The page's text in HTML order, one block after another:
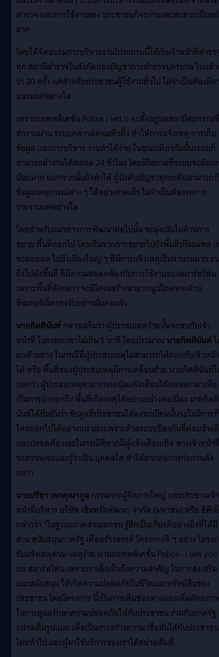
ตำรวจ และการใช้งานของ ประชาชนก็จะง่ายและสะดวกเป็นอ
มาก
โดยได้จัดอบรมการบริหารงานโปรแกรมนี้ให้กับเจ้าหน้าที่ตำรว
ทุก สถานีตำรวจในสังกัดกองบัญชาการตำรวจนครบาล ไปแล้
ว่า 20 ครั้ง แต่สำหรับประชาชนผู้ใช้งานทั่วไป ไม่จำเป็นต้องมีก
อบรมแต่อย่างใด
เพราะแอพพลิเคชั่น Police i lert u จะตั้งอยู่บนสถาปัตยกรรม
ทำงานผ่าน ระบบคลาวด์คอมพิวติ้ง ทำให้การแจ้งเหตุ การเก็บ
ข้อมูล และการบริหาร งานทำได้ง่าย ในขณะเดียวกันนั้นระบบก็
สามารถทำงานได้ตลอด 24 ชั่วโมง โดยมีโอกาสที่ระบบจะล้มเ
น้อยมาก นอกจากนั้นยังทำให้ ผู้บังคับบัญชาทุกระดับสามารถ
ข้อมูลเหตุการณ์ต่าง ๆ ได้อย่างรวดเร็ว ไม่จำเป็นต้องรอการ
รายงานแต่อย่างใด
โดยสำหรับแนวทางการพัฒนาต่อไปนั้น จะมุ่งเน้นในด้านการ
ขยาย พื้นที่ออกไป โดยเริ่มจากการขยายไปยังพื้นที่ปริมณฑล
จะต่อยอด ไปยังเมืองใหญ่ ๆ ที่มีการแจ้งเหตุเป็นจำนวนมาก ร
ถึงไปยังพื้นที่ ที่มีความสอดคล้องกับการใช้งานของสมาร์ทโฟน
เพราะพื้นที่ดังกล่าว จะมีโครงสร้างสาธารณูปโภคทางด้าน
อินเทอร์เน็ตรองรับอย่างมั่นคงแล้ว
นายกิตตินันท์กล่าวเสริมว่า ผู้ประสบเหตุร้ายนั้นจะพบกับเจ้า
หน้าที่ ในระยะเวลาไม่เกิน 5 นาที โดยประมาณนายกิตตินันท์
ยกตัวอย่าง ในกรณีที่ผู้ประสบเหตุไม่สามารถโต้ตอบกับเจ้าหน้
ได้ หรือ พื้นที่ของผู้ประสบเหตุมีการเคลื่อนย้าย นายกิตตินันท์
บอกว่า ผู้ประสบเหตุสามารถกดปุ่มแจ้งเตือนได้ตลอดเวลาเพื่อ
เป็นการบ่งบอกถึง พื้นที่เกิดเหตุได้อย่างอย่างต่อเนื่อง นายกิตติ
นันท์ได้ยืนยันว่า ข้อมูลที่ประชาชนได้ลงทะเบียนนั้นจะไม่มีการ
ไหลออกไปได้อย่างแน่ นอนเพราะด้วยระบบป้องกันที่ค่อนข้างดี
และปลอดภัย และในกรณีที่หากมีผู้แจ้งเตือนเท็จ ทางเจ้าหน้า
จะตรวจเจอและรู้ว่าเป็น บุคคลใด ทำให้ยากต่อการก่อกวนดัง
กล่าว
นายปรีชา เอกคุณากูล กรรมการผู้จัดการใหญ่ และประธานเจ้า
หน้าที่บริหาร บริษัท เซ็นทรัลพัฒนา จำกัด (มหาชน) หรือ ซีพีเ
กล่าวว่า “ในฐานะภาคส่วนเอกชน รู้สึกเป็นเกียรติอย่างยิ่งที่ได้มี
ส่วน สนับสนุนภาครัฐ เพื่อสร้างสรรค์ โครงการดี ๆ อย่าง โครง
รับแจ้งเหตุด่วน-เหตุร้าย ผ่านแอพพลิเคชั่น Police– i lert you
บน สมาร์ทโฟน เพราะเราเล็งเห็นถึงความสำคัญ ในการส่งเสริม
และสนับสนุน ให้เกิดความปลอดภัยในชีวิตและทรัพย์สินของ
ประชาชน โดยโครงการ นี้เป็นการเพิ่มช่องทางและเพิ่มศักยภา
ในการดูแลรักษาความปลอดภัยให้กับประชาชน ร่วมกับภาครัฐ
อย่างเต็มรูปแบบ เพื่อเป็นการสร้างความ เชื่อมั่นให้กับประชาชน
โดยทั่วไป และผู้มาใช้บริการของเราได้อย่างเต็มที่